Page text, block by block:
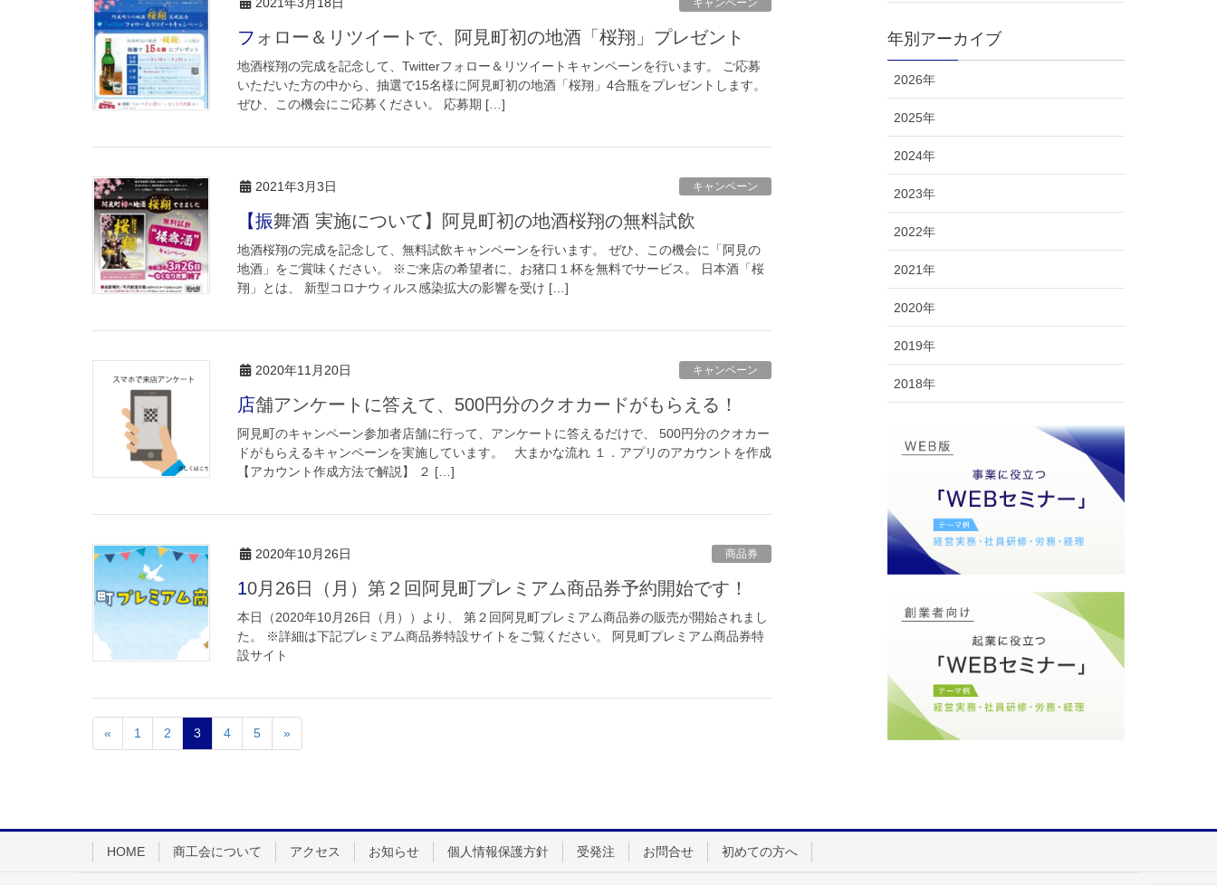
キャンペーン
フォロー＆リツイートで、阿見町初の地酒「桜翔」プレゼント
地酒桜翔の完成を記念して、Twitterフォロー＆リツイートキャンペーンを行います。 ご応募
いただいた方の中から、抽選で15名様に阿見町初の地酒「桜翔」4合瓶をプレゼントします。
ぜひ、この機会にご応募ください。 応募期 […]
2021年3月3日 キャンペーン
【振舞酒 実施について】阿見町初の地酒桜翔の無料試飲
地酒桜翔の完成を記念して、無料試飲キャンペーンを行います。 ぜひ、この機会に「阿見の
地酒」をご賞味ください。 ※ご来店の希望者に、お猪口１杯を無料でサービス。 日本酒「桜
翔」とは、 新型コロナウィルス感染拡大の影響を受け […]
2020年11月20日 キャンペーン
店舗アンケートに答えて、500円分のクオカードがもらえる！
阿見町のキャンペーン参加者店舗に行って、アンケートに答えるだけで、 500円分のクオカー
ドがもらえるキャンペーンを実施しています。 大まかな流れ １．アプリのアカウントを作成
【アカウント作成方法で解説】 ２ […]
2020年10月26日 商品券
10月26日（月）第２回阿見町プレミアム商品券予約開始です！
本日（2020年10月26日（月））より、 第２回阿見町プレミアム商品券の販売が開始されまし
た。 ※詳細は下記プレミアム商品券特設サイトをご覧ください。 阿見町プレミアム商品券特
設サイト
« 1 2 3 4 5 »
年別アーカイブ
2026年
2025年
2024年
2023年
2022年
2021年
2020年
2019年
2018年
HOME 商工会について アクセス お知らせ 個人情報保護方針 受発注 お問合せ 初めての方へ